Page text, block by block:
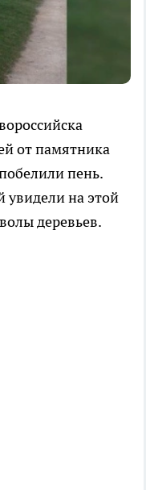
от памятника
пень.
увидели на этой
деревьев.